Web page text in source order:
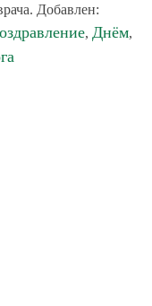
Добавлен:
, Днём,